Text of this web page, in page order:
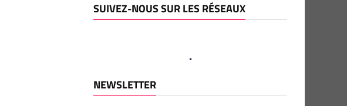
SUIVEZ-NOUS SUR LES RÉSEAUX
NEWSLETTER